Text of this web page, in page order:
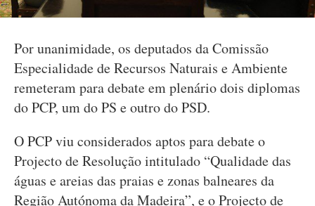
Por unanimidade, os deputados da Comissão
Especialidade de Recursos Naturais e Ambiente
remeteram para debate em plenário dois diplomas
do PCP, um do PS e outro do PSD.
O PCP viu considerados aptos para debate o
Projecto de Resolução intitulado “Qualidade das
águas e areias das praias e zonas balneares da
Região Autónoma da Madeira”, e o Projecto de